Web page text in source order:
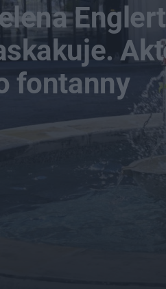
fontanny